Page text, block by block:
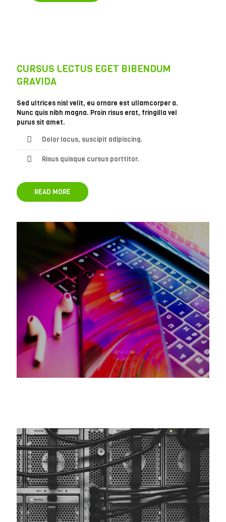
CURSUS LECTUS EGET BIBENDUM
GRAVIDA
Sed ultrices nisl velit, eu ornare est ullamcorper a.
Nunc quis nibh magna. Proin risus erat, fringilla vel
purus sit amet.
Dolor lacus, suscipit adipiscing.
Risus quisque cursus porttitor.
READ MORE